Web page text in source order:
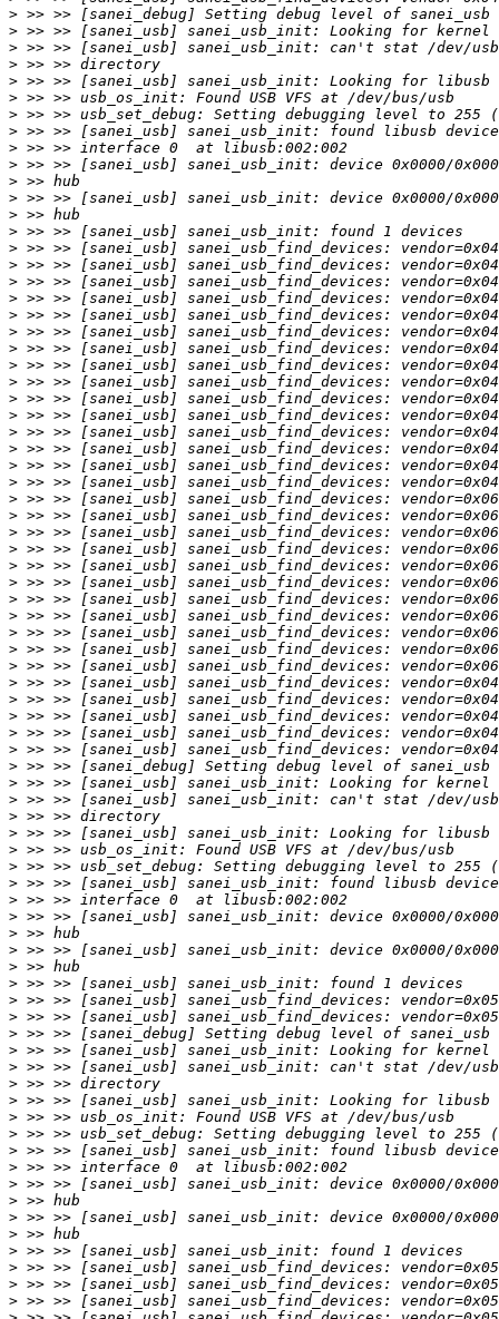
>
>
>
>
>
>
>
>
>
>
>
>
>
>
>
>
>
>
>
>
>
>
>
>
>
>
>
>
>
>
>
>
>
>
>
>
>
>
>
>
>
>
>
>
>
>
>
>
>
>
>
>
>
>
>
>
>
>
>
>
>
>
>
>
>
>
>
>
>
>
>
>
>
>
>
>
>
>